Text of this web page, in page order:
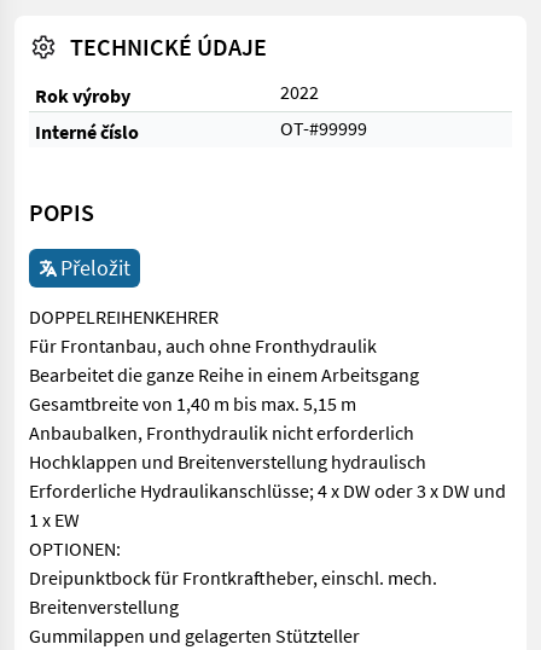
TECHNICKÉ ÚDAJE
Rok výroby
2022
Interné číslo
OT-#99999
POPIS
Přeložit
DOPPELREIHENKEHRER
Für Frontanbau, auch ohne Fronthydraulik
Bearbeitet die ganze Reihe in einem Arbeitsgang
Gesamtbreite von 1,40 m bis max. 5,15 m
Anbaubalken, Fronthydraulik nicht erforderlich
Hochklappen und Breitenverstellung hydraulisch
Erforderliche Hydraulikanschlüsse; 4 x DW oder 3 x DW und
1 x EW
OPTIONEN:
Dreipunktbock für Frontkraftheber, einschl. mech.
Breitenverstellung
Gummilappen und gelagerten Stützteller